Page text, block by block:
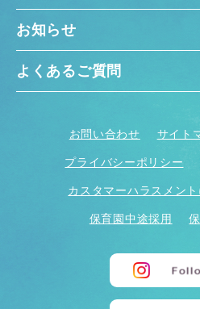
お知らせ
よくあるご質問
お問い合わせ サイト
プライバシーポリシー
カスタマーハラスメン
保育園中途採用